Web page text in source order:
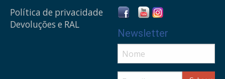
Política de privacidade
Devoluções e RAL
Newsletter